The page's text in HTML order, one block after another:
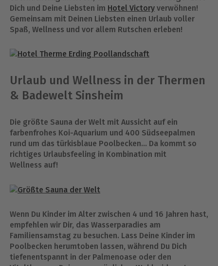
Dich und Deine Liebsten im Hotel Victory verwöhnen!
Gemeinsam mit Deinen Liebsten einen Urlaub voller
Spaß, Wellness und vor allem Rutschen erleben!
Urlaub und Wellness in der Thermen
& Badewelt Sinsheim
Die größte Sauna der Welt mit Aussicht auf ein
farbenfrohes Koi-Aquarium und 400 Südseepalmen
rund um das türkisblaue Poolbecken… Da kommt so
richtiges Urlaubsfeeling in Kombination mit
Wellness auf!
Wenn Du Kinder im Alter zwischen 4 und 16 Jahren hast,
empfehlen wir Dir, das Wasserparadies am
Familiensamstag zu besuchen. Lass Deine Kinder im
Poolbecken herumtoben lassen, während Du Dich
tiefenentspannt in der Palmenoase oder den